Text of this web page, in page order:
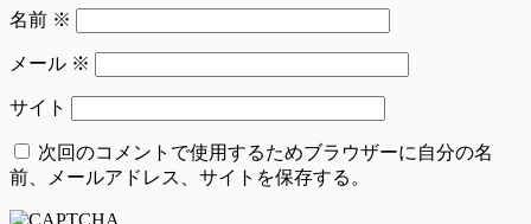
名前 ※
メール ※
サイト
次回のコメントで使用するためブラウザーに自分の名
前、メールアドレス、サイトを保存する。